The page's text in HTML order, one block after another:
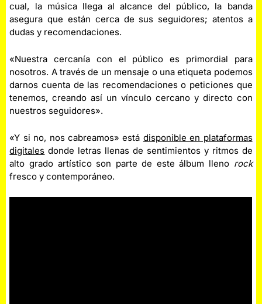
cual, la música llega al alcance del público, la banda
asegura que están cerca de sus seguidores; atentos a
dudas y recomendaciones.
«Nuestra cercanía con el público es primordial para
nosotros. A través de un mensaje o una etiqueta podemos
darnos cuenta de las recomendaciones o peticiones que
tenemos, creando así un vínculo cercano y directo con
nuestros seguidores».
«Y si no, nos cabreamos» está disponible en plataformas
digitales donde letras llenas de sentimientos y ritmos de
alto grado artístico son parte de este álbum lleno rock
fresco y contemporáneo.